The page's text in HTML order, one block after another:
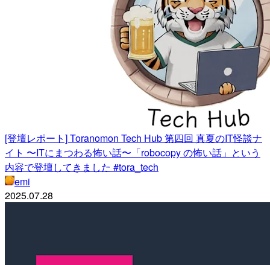
[登壇レポート] Toranomon Tech Hub 第四回 真夏のIT怪談ナ
イト 〜ITにまつわる怖い話〜「robocopy の怖い話」という
内容で登壇してきました #tora_tech
emi
2025.07.28